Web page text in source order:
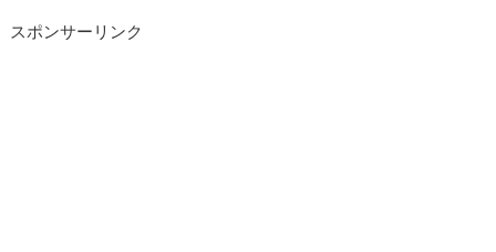
スポンサーリンク